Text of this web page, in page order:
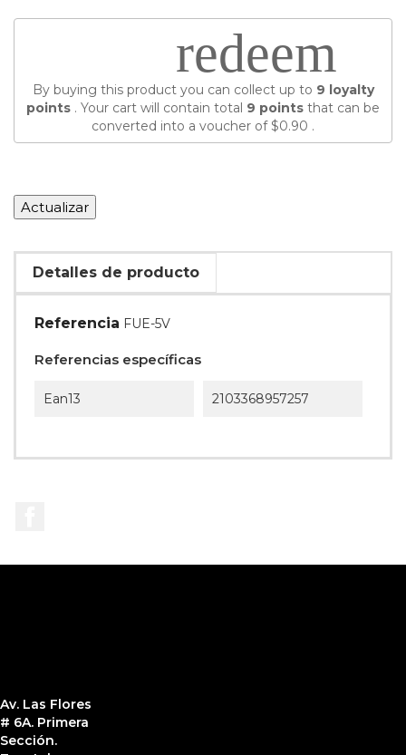
redeem
By buying this product you can collect up to 9 loyalty
points . Your cart will contain total 9 points that can be
converted into a voucher of$0.90 .
Detalles de producto
Referencia FUE-5V
Referencias específicas
Ean13 2103368957257
Av. Las Flores
# 6A. Primera
Sección.